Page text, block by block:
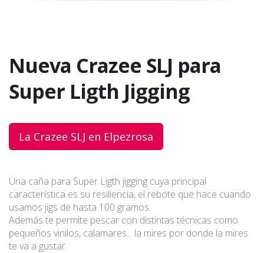
Nueva Crazee SLJ para
Super Ligth Jigging
La Crazee SLJ en Elpezrosa
Una caña para Super Ligth jigging cuya principal
característica es su resiliencia, el rebote que hace cuando
usamos jigs de hasta 100 gramos.
Además te permite pescar con distintas técnicas como
pequeños vinilos, calamares... la mires por donde la mires
te va a gustar.